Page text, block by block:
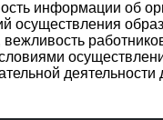
информации об
осуществления